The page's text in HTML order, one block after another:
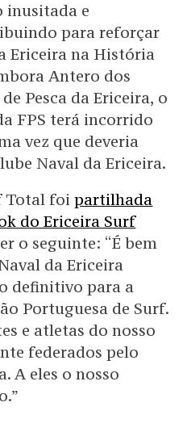
inusitada e
para reforçar
Ericeira na História
Antero dos
Pesca da Ericeira, o
FPS terá incorrido
vez que deveria
Naval da Ericeira.
Total foipartilhada
do Ericeira Surf
o seguinte: “É bem
da Ericeira
definitivo para a
Portuguesa de Surf.
e atletas do nosso
federados pelo
A eles o nosso